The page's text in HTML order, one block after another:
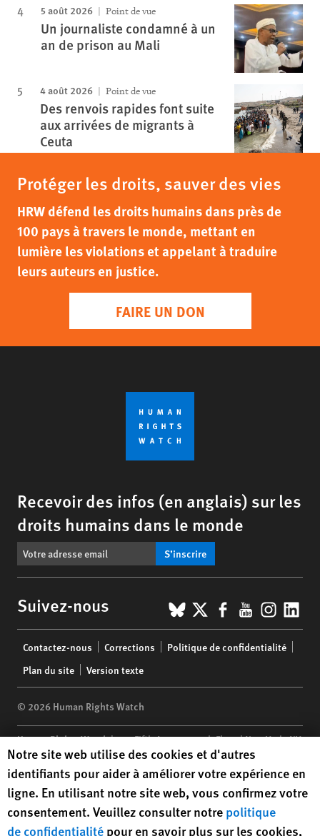
5 août 2026 Point de vue
Un journaliste condamné à un
an de prison au Mali
4 août 2026 Point de vue
Des renvois rapides font suite
aux arrivées de migrants à
Ceuta
Protéger les droits, sauver des vies
HRW défend les droits humains dans près de
100 pays à travers le monde, mettant en
lumière les violations et appelant à traduire
leurs auteurs en justice.
FAIRE UN DON
Recevoir des infos (en anglais) sur les
droits humains dans le monde
S’inscrire
Suivez-nous BlueSky
X Facebook
YouTube
menu
Contactez-nous Corrections
Politique de confidentialité
Plan du site
Version texte
© 2026 Human Rights Watch
Human Rights Watch| 350 Fifth Avenue, 34th Floor | New York,NY
10118-3299USA |t1.212.290.4700
Human Rights Watchis a 501(C)(3) nonprofit registered in the US
under EIN: 13-2875808
Human Rights Watch cookie preferences
Notre site web utilise des cookies et d'autres
identifiants pour aider à améliorer votre expérience en
ligne. En utilisant notre site web, vous confirmez votre
consentement. Veuillez consulter notre politique
de confidentialité pour en savoir plus sur les cookies,